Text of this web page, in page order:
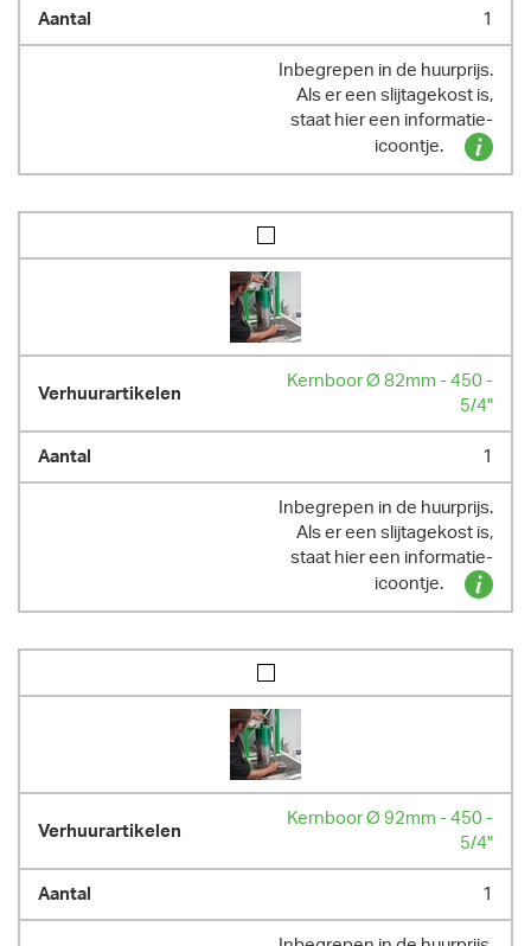
1
Inbegrepen in de huurprijs.
Als er een slijtagekost is,
staat hier een informatie-
icoontje.
Kernboor Ø 82mm - 450 -
5/4"
1
Inbegrepen in de huurprijs.
Als er een slijtagekost is,
staat hier een informatie-
icoontje.
Kernboor Ø 92mm - 450 -
5/4"
1